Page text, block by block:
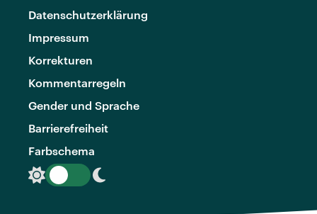
Datenschutzerklärung
Impressum
Korrekturen
Kommentarregeln
Gender und Sprache
Barrierefreiheit
Farbschema